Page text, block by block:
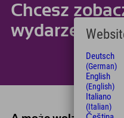
Chcesz
wydarzeń?
Deutsch
(German)
English
(English)
Italiano
(Italian)